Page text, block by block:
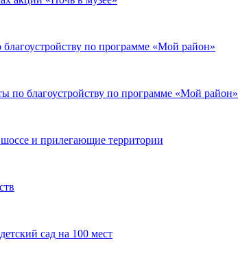
по программе «Мой район»
по благоустройству по программе «Мой район»
и прилегающие территории
сад на 100 мест